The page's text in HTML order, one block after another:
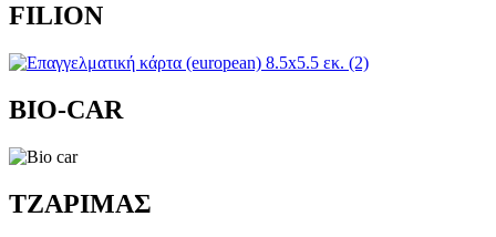
FILION
BIO-CAR
TZAΡΙΜΑΣ